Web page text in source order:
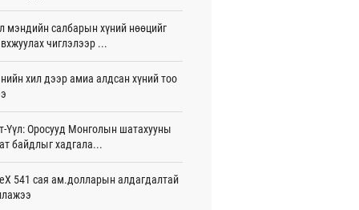
улсын хамтын ажиллагааны талаар
солилцов
сард Сүхбаатар боомтоор
Н.Амарзаяа: 32 хуудастай
дэвтэр долоо хоногт л дүүрдэг
15 цаг 31 мин
мэндийн салбарын хүний нөөцийг
чиглэлээр ...
хил дээр амиа алдсан хүний тоо
Үүл: Оросууд Монголын шатахууны
байдлыг хадгала...
541 сая ам.долларын алдагдалтай